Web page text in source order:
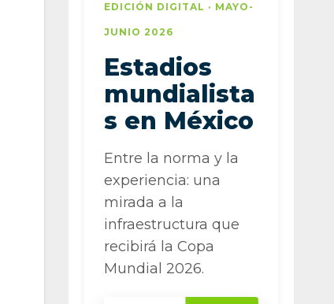
EDICIÓN DIGITAL · MAYO-
JUNIO 2026
Estadios
mundialista
s en México
Entre la norma y la
experiencia: una
mirada a la
infraestructura que
recibirá la Copa
Mundial 2026.